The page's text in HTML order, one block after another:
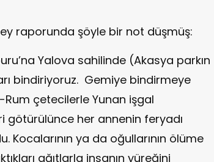
raporunda şöyle bir not düşmüş:
Yalova sahilinde (Akasya parkın
bindiriyoruz. Gemiye bindirmeye
Rum çetecilerle Yunan işgal
götürülünce her annenin feryadı
Kocalarının ya da oğullarının ölüme
ağıtlarla insanın yüreğini